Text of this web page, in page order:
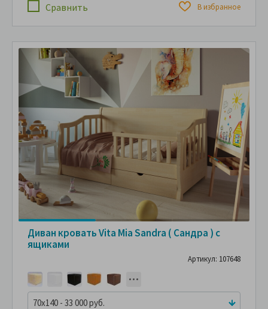
Сравнить В избранное
Диван кровать Vita Mia Sandra ( Сандра ) с
ящиками
Артикул: 107648
70x140 - 33 000 руб.